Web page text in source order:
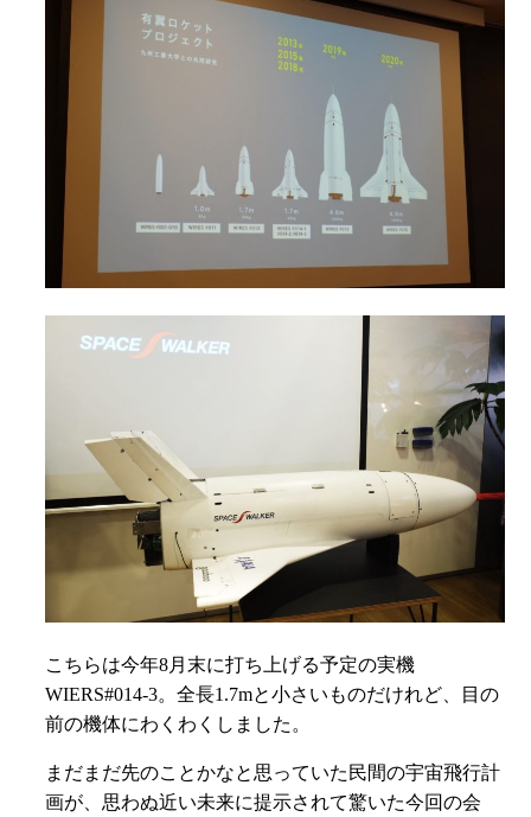
こちらは今年8月末に打ち上げる予定の実機
WIERS#014-3。全長1.7mと小さいものだけれど、目の
前の機体にわくわくしました。
まだまだ先のことかなと思っていた民間の宇宙飛行計
画が、思わぬ近い未来に提示されて驚いた今回の会